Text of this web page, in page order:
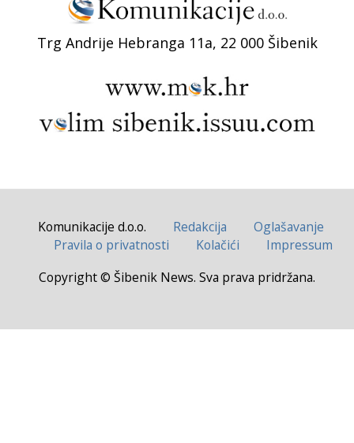
Trg Andrije Hebranga 11a, 22 000 Šibenik
Komunikacije d.o.o. Redakcija
Oglašavanje
Pravila o privatnosti
Kolačići
Impressum
Copyright © Šibenik News. Sva prava pridržana.